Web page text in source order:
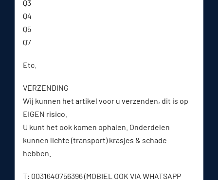
Q3
Q4
Q5
Q7
Etc.
VERZENDING
Wij kunnen het artikel voor u verzenden, dit is op
EIGEN risico.
U kunt het ook komen ophalen. Onderdelen
kunnen lichte (transport) krasjes & schade
hebben.
T: 0031640756396 (MOBIEL OOK VIA WHATSAPP